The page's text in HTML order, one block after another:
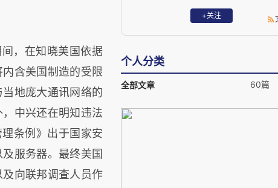
，在知晓美国依据
含美国制造的受限
地庞大通讯网络的
中兴还在明知违法
条例》出于国家安
服务器。最终美国
向联邦调查人员作
委员；伦敦国际仲裁院委员；中国国
济贸易仲裁委员会专家咨询委员会委员
国际商会中国国家委员会国际仲裁委
国皇家特许仲裁员。
+关注
个人分类
全部文章 60篇